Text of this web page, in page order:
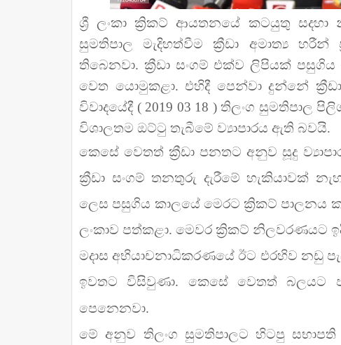
ශ්‍රී ලංකා ක්‍රිකට් ආයතනයේ කටයුතු
සුමතිපාල මැදිහත්වීම ක්‍රීඩා අමාත්‍ය
තිබෙනවා. ක්‍රීඩා සංගම් එක්ව ලිපියක් පසුගිය
වෙත යොමුකළා. එහිදී පෙන්වා දුන්නේ
විවාදයේදී ( 2019 03 18 ) තිලංග
විශාලතම ඔට්ටු තැබීමේ ව්‍යාපාරය ඇති බවයි.
කෙසේ වෙතත් ක්‍රීඩා පනතට අනුව සූදු
ක්‍රීඩා සංගම් තනතුරු දැරීමේ හැකියාවක්
ලෙස පසුගිය කාලයේ මෙරට ක්‍රිකට් පාලනය
ලංකාව පත්කළා. මෙවර ක්‍රිකට් නිලවරණයට
මදාස අභියාචනාධිකරණයේ ඊට එරහිව නඩු
ඉවතට විසිවුණා. කෙසේ වෙතත් බලයට
පෙනෙනවා.
මේ අනුව තිලංග සුමතිපාලට හිටපු